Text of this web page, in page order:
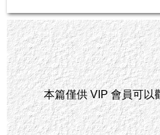
本篇僅供 VIP 會員可以